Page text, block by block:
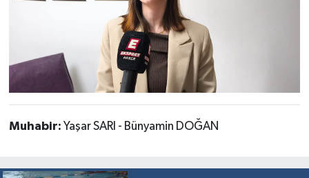
Muhabir: Yaşar SARI - Bünyamin DOĞAN